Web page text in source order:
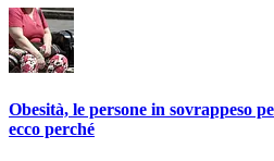
Obesità, le persone in sovrappeso
ecco perché